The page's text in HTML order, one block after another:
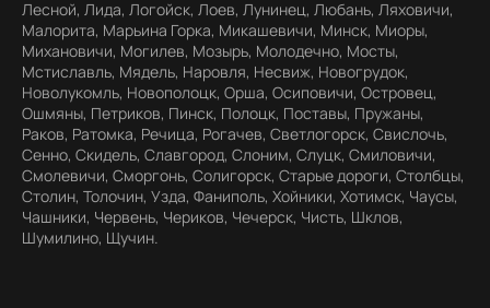
Лесной, Лида, Логойск, Лоев, Лунинец, Любань, Ляховичи,
Малорита, Марьина Горка, Микашевичи, Минск, Миоры,
Михановичи, Могилев, Мозырь, Молодечно, Мосты,
Мстиславль, Мядель, Наровля, Несвиж, Новогрудок,
Новолукомль, Новополоцк, Орша, Осиповичи, Островец,
Ошмяны, Петриков, Пинск, Полоцк, Поставы, Пружаны,
Раков, Ратомка, Речица, Рогачев, Светлогорск, Свислочь,
Сенно, Скидель, Славгород, Слоним, Слуцк, Смиловичи,
Смолевичи, Сморгонь, Солигорск, Старые дороги, Столбцы,
Столин, Толочин, Узда, Фаниполь, Хойники, Хотимск, Чаусы,
Чашники, Червень, Чериков, Чечерск, Чисть, Шклов,
Шумилино, Щучин.